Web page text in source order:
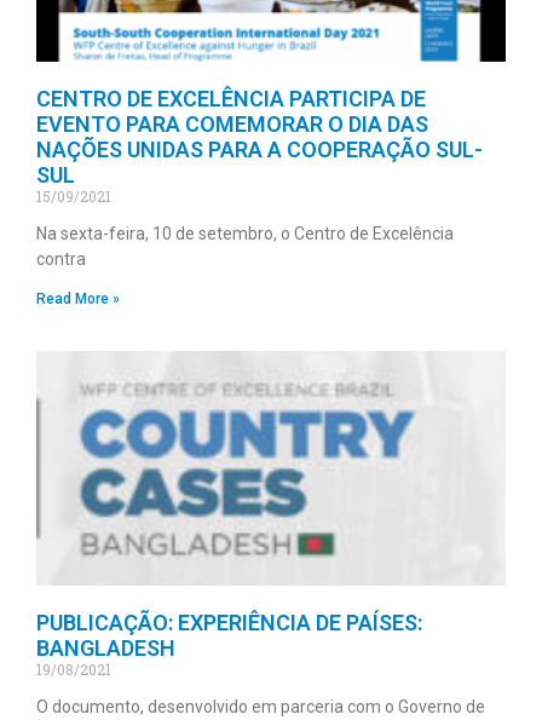
CENTRO DE EXCELÊNCIA PARTICIPA DE
EVENTO PARA COMEMORAR O DIA DAS
NAÇÕES UNIDAS PARA A COOPERAÇÃO SUL-
SUL
15/09/2021
Na sexta-feira, 10 de setembro, o Centro de Excelência
contra
Read More »
PUBLICAÇÃO: EXPERIÊNCIA DE PAÍSES:
BANGLADESH
19/08/2021
O documento, desenvolvido em parceria com o Governo de